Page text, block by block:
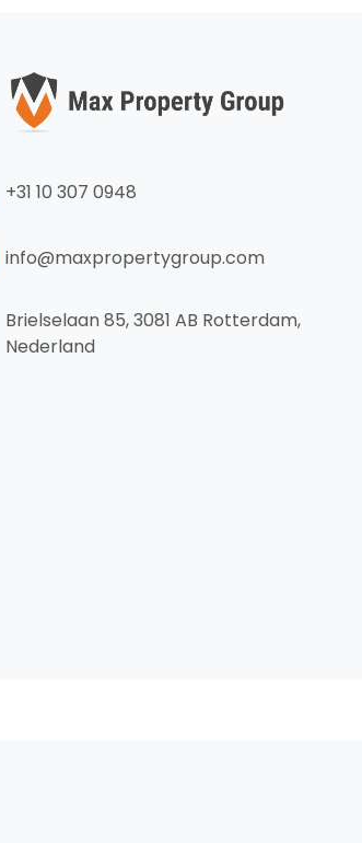
+31 10 307 0948
info@maxpropertygroup.com
Brielselaan 85, 3081 AB Rotterdam,
Nederland